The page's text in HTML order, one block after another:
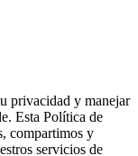
privacidad y manejar
Esta Política de
compartimos y
servicios de